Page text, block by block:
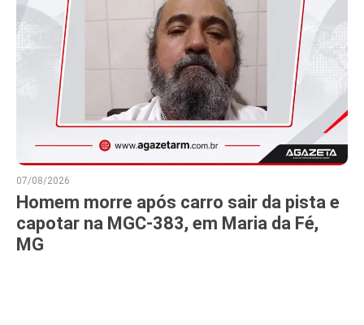
07/08/2026
Homem morre após carro sair da pista e
capotar na MGC-383, em Maria da Fé,
MG